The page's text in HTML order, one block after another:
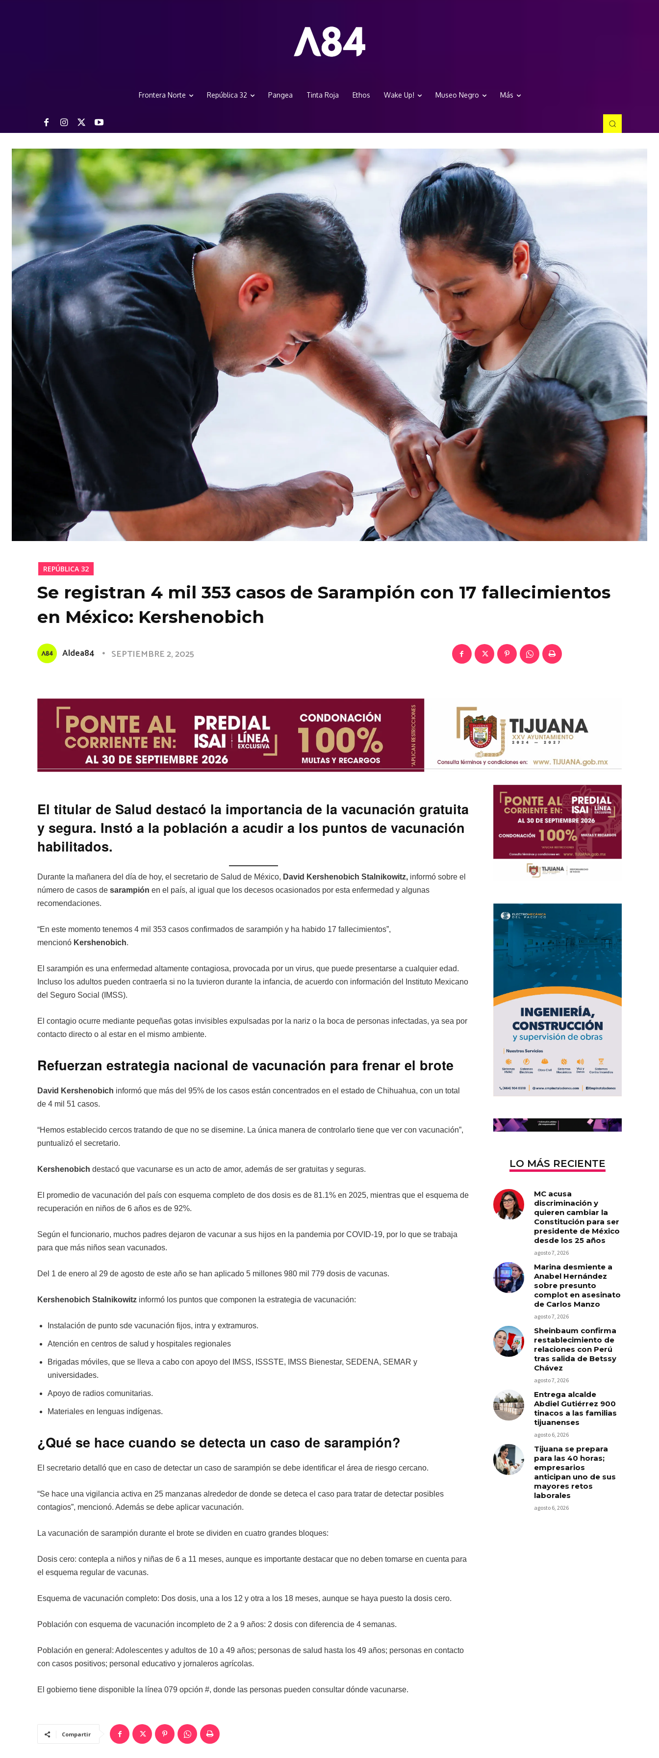
Frontera Norte República 32 Pangea Tinta Roja Ethos Wake Up! Museo Negro Más
REPÚBLICA 32
Se registran 4 mil 353 casos de Sarampión con 17 fallecimientos
en México: Kershenobich
Aldea84 SEPTIEMBRE 2, 2025
El titular de Salud destacó la importancia de la vacunación gratuita
y segura. Instó a la población a acudir a los puntos de vacunación
habilitados.
Durante la mañanera del día de hoy, el secretario de Salud de México, David Kershenobich Stalnikowitz, informó sobre el
número de casos de sarampión en el país, al igual que los decesos ocasionados por esta enfermedad y algunas
recomendaciones.
“En este momento tenemos 4 mil 353 casos confirmados de sarampión y ha habido 17 fallecimientos”,
mencionó Kershenobich.
El sarampión es una enfermedad altamente contagiosa, provocada por un virus, que puede presentarse a cualquier edad.
Incluso los adultos pueden contraerla si no la tuvieron durante la infancia, de acuerdo con información del Instituto Mexicano
del Seguro Social (IMSS).
El contagio ocurre mediante pequeñas gotas invisibles expulsadas por la nariz o la boca de personas infectadas, ya sea por
contacto directo o al estar en el mismo ambiente.
Refuerzan estrategia nacional de vacunación para frenar el brote
David Kershenobich informó que más del 95% de los casos están concentrados en el estado de Chihuahua, con un total
de 4 mil 51 casos.
“Hemos establecido cercos tratando de que no se disemine. La única manera de controlarlo tiene que ver con vacunación”,
puntualizó el secretario.
Kershenobich destacó que vacunarse es un acto de amor, además de ser gratuitas y seguras.
El promedio de vacunación del país con esquema completo de dos dosis es de 81.1% en 2025, mientras que el esquema de
recuperación en niños de 6 años es de 92%.
Según el funcionario, muchos padres dejaron de vacunar a sus hijos en la pandemia por COVID-19, por lo que se trabaja
para que más niños sean vacunados.
Del 1 de enero al 29 de agosto de este año se han aplicado 5 millones 980 mil 779 dosis de vacunas.
Kershenobich Stalnikowitz informó los puntos que componen la estrategia de vacunación:
Instalación de punto sde vacunación fijos, intra y extramuros.
Atención en centros de salud y hospitales regionales
Brigadas móviles, que se lleva a cabo con apoyo del IMSS, ISSSTE, IMSS Bienestar, SEDENA, SEMAR y
universidades.
Apoyo de radios comunitarias.
Materiales en lenguas indígenas.
¿Qué se hace cuando se detecta un caso de sarampión?
El secretario detalló que en caso de detectar un caso de sarampión se debe identificar el área de riesgo cercano.
“Se hace una vigilancia activa en 25 manzanas alrededor de donde se deteca el caso para tratar de detectar posibles
contagios”, mencionó. Además se debe aplicar vacunación.
La vacunación de sarampión durante el brote se dividen en cuatro grandes bloques:
Dosis cero: contepla a niños y niñas de 6 a 11 meses, aunque es importante destacar que no deben tomarse en cuenta para
el esquema regular de vacunas.
Esquema de vacunación completo: Dos dosis, una a los 12 y otra a los 18 meses, aunque se haya puesto la dosis cero.
Población con esquema de vacunación incompleto de 2 a 9 años: 2 dosis con diferencia de 4 semanas.
Población en general: Adolescentes y adultos de 10 a 49 años; personas de salud hasta los 49 años; personas en contacto
con casos positivos; personal educativo y jornaleros agrícolas.
El gobierno tiene disponible la línea 079 opción #, donde las personas pueden consultar dónde vacunarse.
Compartir
LO MÁS RECIENTE
MC acusa
discriminación y
quieren cambiar la
Constitución para ser
presidente de México
desde los 25 años
agosto 7, 2026
Marina desmiente a
Anabel Hernández
sobre presunto
complot en asesinato
de Carlos Manzo
agosto 7, 2026
Sheinbaum confirma
restablecimiento de
relaciones con Perú
tras salida de Betssy
Chávez
agosto 7, 2026
Entrega alcalde
Abdiel Gutiérrez 900
tinacos a las familias
tijuanenses
agosto 6, 2026
Tijuana se prepara
para las 40 horas;
empresarios
anticipan uno de sus
mayores retos
laborales
agosto 6, 2026